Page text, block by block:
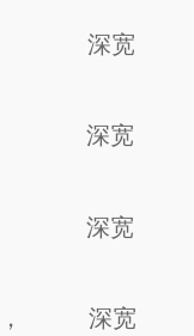
， 深宽
， 深宽
， 深宽
， 深宽